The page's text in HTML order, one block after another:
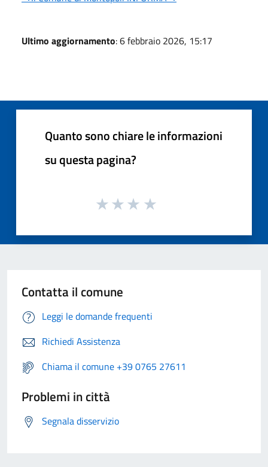
Ultimo aggiornamento: 6 febbraio 2026, 15:17
Quanto sono chiare le informazioni
su questa pagina?
Contatta il comune
Leggi le domande frequenti
Richiedi Assistenza
Chiama il comune +39 0765 27611
Problemi in città
Segnala disservizio